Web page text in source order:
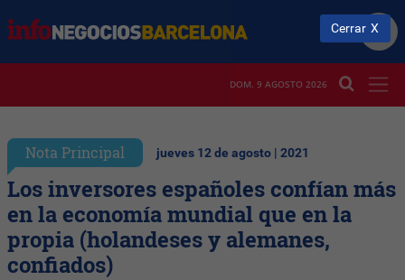
DOM. 9 AGOSTO 2026
Nota Principal jueves 12 de agosto | 2021
Los inversores españoles confían más
en la economía mundial que en la
propia (holandeses y alemanes,
confiados)
Cerrar